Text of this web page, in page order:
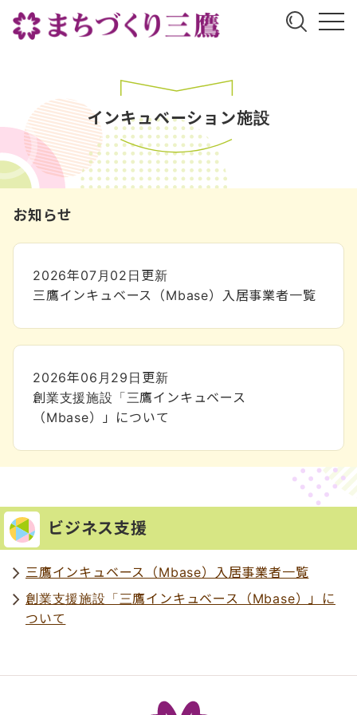
インキュベーション施設
お知らせ
2026年07月02日 更新
三鷹インキュベース（Mbase）入居事業者一覧
2026年06月29日 更新
創業支援施設「三鷹インキュベース
（Mbase）」について
ビジネス支援
三鷹インキュベース（Mbase）入居事業者一覧
創業支援施設「三鷹インキュベース（Mbase）」に
ついて